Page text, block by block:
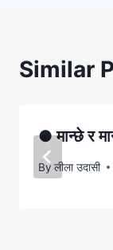
Similar
● मान्छे र
By लीला उदासी